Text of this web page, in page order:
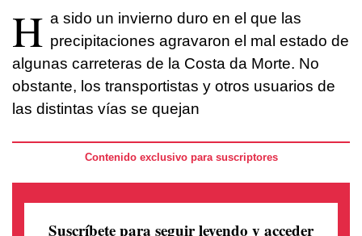
H a sido un invierno duro en el que las
precipitaciones agravaron el mal estado de
algunas carreteras de la Costa da Morte. No
obstante, los transportistas y otros usuarios de
las distintas vías se quejan
Contenido exclusivo para suscriptores
Suscríbete para seguir leyendo y acceder